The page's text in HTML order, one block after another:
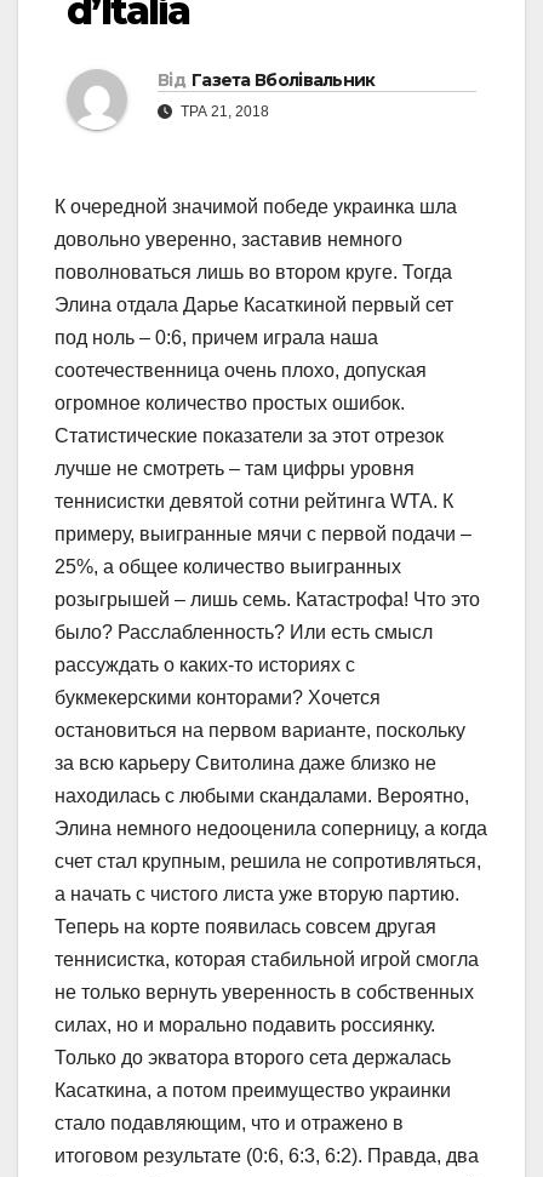
d’Italia
Від Газета Вболівальник
ТРА 21, 2018
К очередной значимой победе украинка шла
довольно уверенно, заставив немного
поволноваться лишь во втором круге. Тогда
Элина отдала Дарье Касаткиной первый сет
под ноль – 0:6, причем играла наша
соотечественница очень плохо, допуская
огромное количество простых ошибок.
Статистические показатели за этот отрезок
лучше не смотреть – там цифры уровня
теннисистки девятой сотни рейтинга WTA. К
примеру, выигранные мячи с первой подачи –
25%, а общее количество выигранных
розыгрышей – лишь семь. Катастрофа! Что это
было? Расслабленность? Или есть смысл
рассуждать о каких-то историях с
букмекерскими конторами? Хочется
остановиться на первом варианте, поскольку
за всю карьеру Свитолина даже близко не
находилась с любыми скандалами. Вероятно,
Элина немного недооценила соперницу, а когда
счет стал крупным, решила не сопротивляться,
а начать с чистого листа уже вторую партию.
Теперь на корте появилась совсем другая
теннисистка, которая стабильной игрой смогла
не только вернуть уверенность в собственных
силах, но и морально подавить россиянку.
Только до экватора второго сета держалась
Касаткина, а потом преимущество украинки
стало подавляющим, что и отражено в
итоговом результате (0:6, 6:3, 6:2). Правда, два